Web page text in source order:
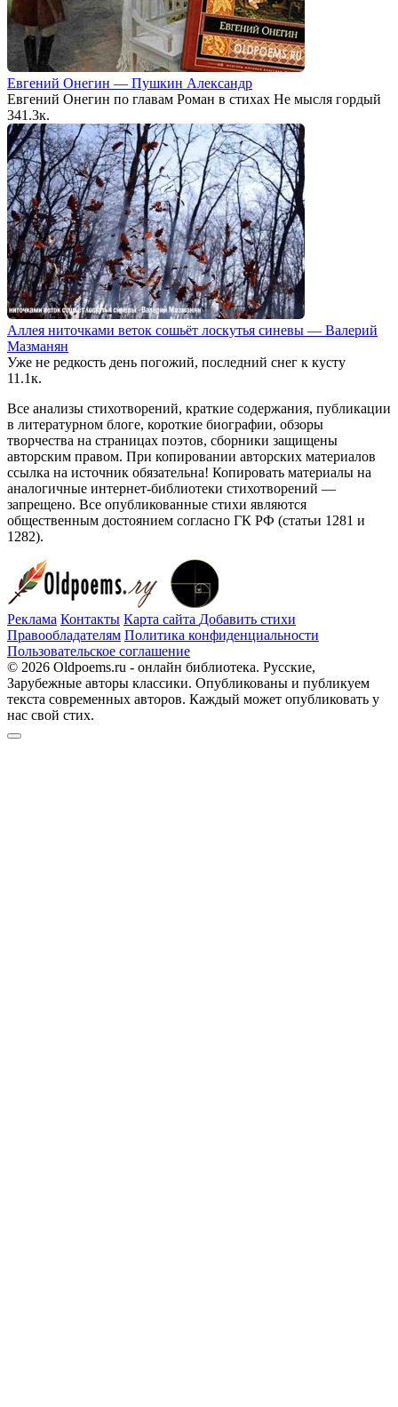
Евгений Онегин — Пушкин Александр
Евгений Онегин по главам Роман в стихах Не мысля гордый
341.3к.
Аллея ниточками веток сошьёт лоскутья синевы — Валерий
Мазманян
Уже не редкость день погожий, последний снег к кусту
11.1к.
Все анализы стихотворений, краткие содержания, публикации
в литературном блоге, короткие биографии, обзоры
творчества на страницах поэтов, сборники защищены
авторским правом. При копировании авторских материалов
ссылка на источник обязательна! Копировать материалы на
аналогичные интернет-библиотеки стихотворений —
запрещено. Все опубликованные стихи являются
общественным достоянием согласно ГК РФ (статьи 1281 и
1282).
Реклама Контакты Карта сайта Добавить стихи
Правообладателям Политика конфиденциальности
Пользовательское соглашение
© 2026 Oldpoems.ru - онлайн библиотека. Русские,
Зарубежные авторы классики. Опубликованы и публикуем
текста современных авторов. Каждый может опубликовать у
нас свой стих.